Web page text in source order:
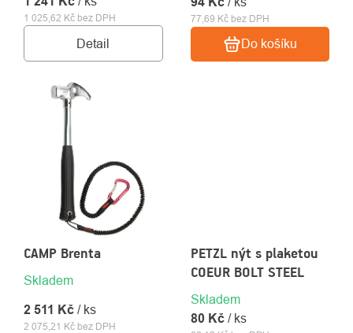
1 025,62 Kč bez DPH
Detail
77,69 Kč bez DPH
Do košíku
CAMP Brenta
Skladem
2 075,21 Kč bez DPH
2 511 Kč / ks
PETZL nýt s plaketou
COEUR BOLT STEEL
Skladem
80 Kč / ks